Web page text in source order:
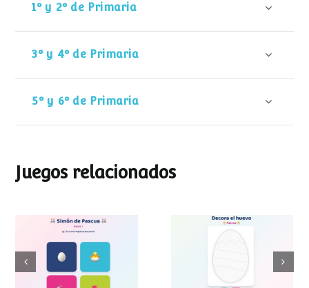
1º y 2º de Primaria
3º y 4º de Primaria
5º y 6º de Primaria
Juegos relacionados
Simon de Pascua
Decora el huevo
de Pascua